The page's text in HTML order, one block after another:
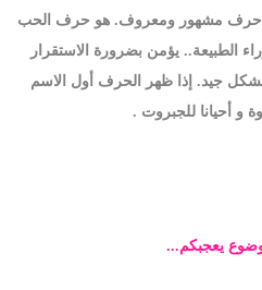
حرف مشهور ومعروف. هو حرف الحب
الطبيعة.. يؤمن بضرورة الاستقرار
جيد. إذا ظهر الحرف أول الاسم
و أحيانا للجبروت .
يعجبكم...